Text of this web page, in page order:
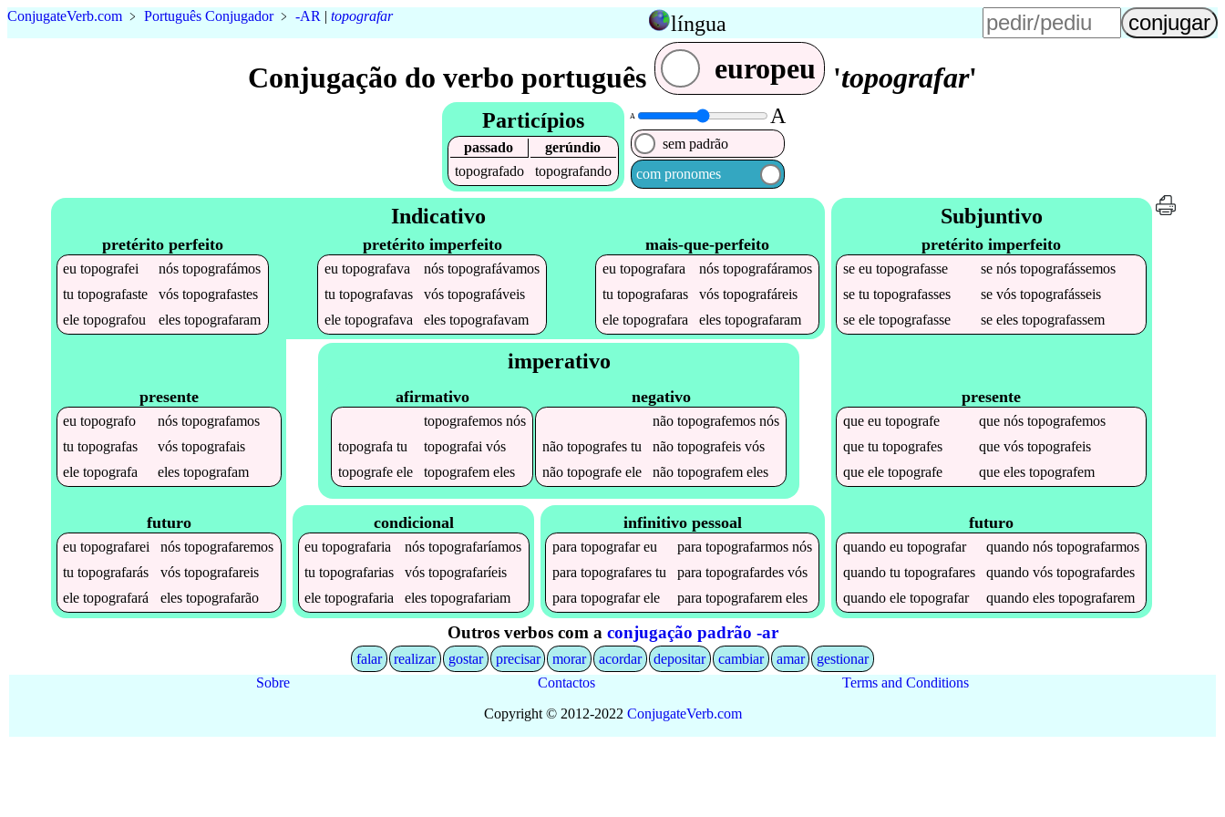
ConjugateVerb.com ﹥ Português Conjugador﹥ -AR | topografar língua
Conjugação do verbo português europeu 'topografar'
Particípios
passado
gerúndio
topografado
topografando
A A
sem padrão
com pronomes
Indicativo
pretérito perfeito
eutopografei nóstopografámos
tutopografaste vóstopografastes
eletopografou elestopografaram
pretérito imperfeito
eu topografava nós topografávamos
tu topografavas vós topografáveis
ele topografava eles topografavam
mais-que-perfeito
eutopografara nóstopografáramos
tutopografaras vóstopografáreis
eletopografara elestopografaram
presente
eutopografo nóstopografamos
tutopografas vóstopografais
eletopografa elestopografam
futuro
eutopografarei nóstopografaremos
tutopografarás vóstopografareis
eletopografará elestopografarão
imperativo
afirmativo
topografemosnós
topografa tu topografai vós
topografeele topografemeles
negativo
não topografemosnós
não topografestu não topografeisvós
não topografeele não topografemeles
condicional
eutopografaria nóstopografaríamos
tutopografarias vóstopografaríeis
eletopografaria elestopografariam
infinitivo pessoal
paratopografareu paratopografarmos nós
paratopografares tu paratopografardes vós
paratopografarele paratopografarem eles
Subjuntivo
pretérito imperfeito
seeutopografasse senóstopografássemos
setutopografasses sevóstopografásseis
seeletopografasse seelestopografassem
presente
queeutopografe quenóstopografemos
quetutopografes quevóstopografeis
queeletopografe queelestopografem
futuro
quandoeutopografar quandonóstopografarmos
quandotutopografares quandovóstopografardes
quandoeletopografar quandoelestopografarem
Outros verbos com a conjugação padrão -ar
falar realizar gostar precisar morar acordar depositar cambiar amar
gestionar
Sobre
Contactos
Terms and Conditions
Copyright © 2012-2022 ConjugateVerb.com